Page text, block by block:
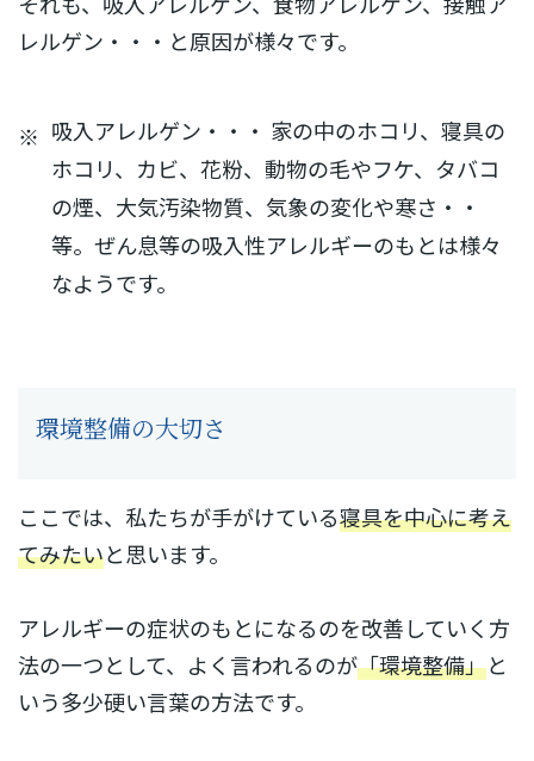
レルゲン・・・と原因が様々です。
※ 吸入アレルゲン・・・ 家の中のホコリ、寝具の
ホコリ、カビ、花粉、動物の毛やフケ、タバコ
の煙、大気汚染物質、気象の変化や寒さ・・
等。ぜん息等の吸入性アレルギーのもとは様々
なようです。
環境整備の大切さ
ここでは、私たちが手がけている寝具を中心に考え
てみたいと思います。
アレルギーの症状のもとになるのを改善していく方
法の一つとして、よく言われるのが「環境整備」と
いう多少硬い言葉の方法です。